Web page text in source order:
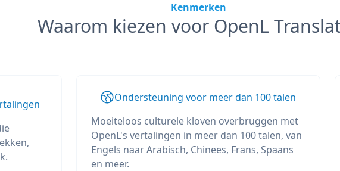
Kenmerken
Waarom kiezen voor OpenL
Ondersteuning voor meer dan 100 talen
Moeiteloos culturele kloven overbruggen met
OpenL's vertalingen in meer dan 100 talen, van
Engels naar Arabisch, Chinees, Frans, Spaans
en meer.